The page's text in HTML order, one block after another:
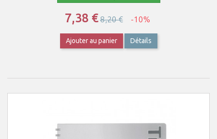
7,38 €8,20 € -10%
Ajouter au panier Détails